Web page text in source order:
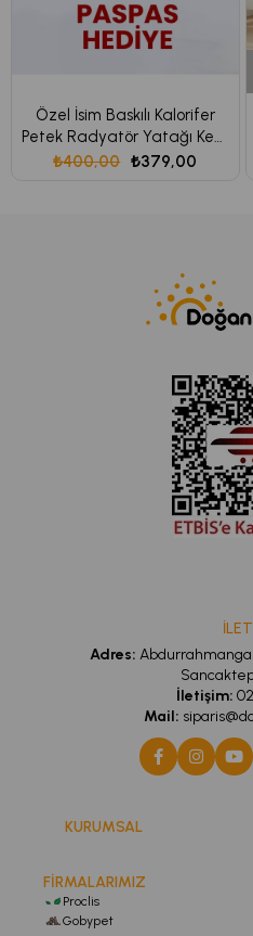
Özel İsim Baskılı Kalorifer
Petek Radyatör Yatağı Kedi
Geniş Kedi-köpek yatağı,
₺379,00
₺400,00
Adres:
İletişim:
Mail:
KURUMSAL
FİRMALARIMIZ
Proclis
Gobypet